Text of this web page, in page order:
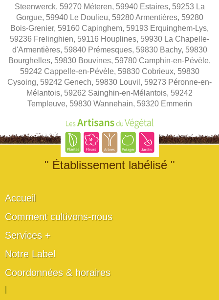
Steenwerck, 59270 Méteren, 59940 Estaires, 59253 La
Gorgue, 59940 Le Doulieu, 59280 Armentières, 59280
Bois-Grenier, 59160 Capinghem, 59193 Erquinghem-Lys,
59236 Frelinghien, 59116 Houplines, 59930 La Chapelle-
d'Armentières, 59840 Prémesques, 59830 Bachy, 59830
Bourghelles, 59830 Bouvines, 59780 Camphin-en-Pévèle,
59242 Cappelle-en-Pévèle, 59830 Cobrieux, 59830
Cysoing, 59242 Genech, 59830 Louvil, 59273 Péronne-en-
Mélantois, 59262 Sainghin-en-Mélantois, 59242
Templeuve, 59830 Wannehain, 59320 Emmerin
" Établissement labélisé "
Accueil
Comment cultivons-nous
Services +
Notre Label
Coordonnées & horaires